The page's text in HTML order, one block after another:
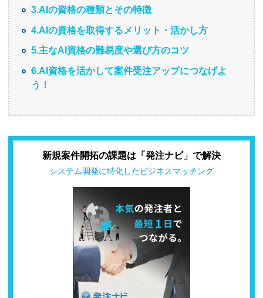
3.AIの資格の種類とその特徴
4.AIの資格を取得するメリット・活かし方
5.主なAI資格の難易度や選び方のコツ
6.AI資格を活かして案件受注アップにつなげよ
う！
新規案件開拓の課題は「発注ナビ」で解決
システム開発に特化したビジネスマッチング